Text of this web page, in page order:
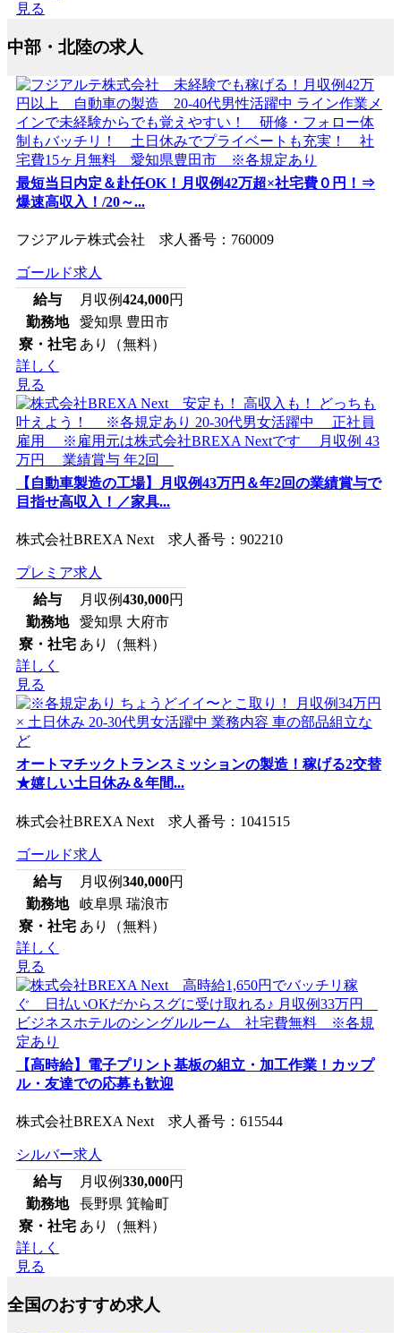
見る
中部・北陸の求人
最短当日内定＆赴任OK！月収例42万超×社宅費０円！⇒
爆速高収入！/20～...
フジアルテ株式会社 求人番号：760009
ゴールド求人
給与
月収例424,000円
勤務地
愛知県 豊田市
寮・社宅 あり（無料）
詳しく
見る
【自動車製造の工場】月収例43万円＆年2回の業績賞与で
目指せ高収入！／家具...
株式会社BREXA Next 求人番号：902210
プレミア求人
給与
月収例430,000円
勤務地
愛知県 大府市
寮・社宅 あり（無料）
詳しく
見る
オートマチックトランスミッションの製造！稼げる2交替
★嬉しい土日休み＆年間...
株式会社BREXA Next 求人番号：1041515
ゴールド求人
給与
月収例340,000円
勤務地
岐阜県 瑞浪市
寮・社宅 あり（無料）
詳しく
見る
【高時給】電子プリント基板の組立・加工作業！カップ
ル・友達での応募も歓迎
株式会社BREXA Next 求人番号：615544
シルバー求人
給与
月収例330,000円
勤務地
長野県 箕輪町
寮・社宅 あり（無料）
詳しく
見る
全国のおすすめ求人